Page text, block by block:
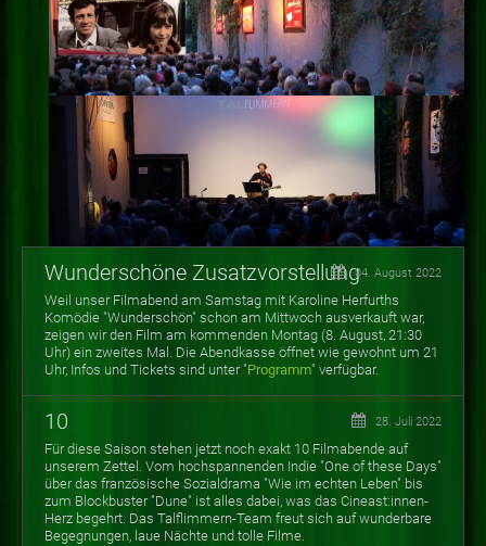
Wunderschöne Zusatzvorstellung04. August 2022
Weil unser Filmabend am Samstag mit Karoline Herfurths
Komödie "Wunderschön" schon am Mittwoch ausverkauft war,
zeigen wir den Film am kommenden Montag (8. August, 21:30
Uhr) ein zweites Mal. Die Abendkasse öffnet wie gewohnt um 21
Uhr, Infos und Tickets sind unter "Programm" verfügbar.
10 28. Juli 2022
Für diese Saison stehen jetzt noch exakt 10 Filmabende auf
unserem Zettel. Vom hochspannenden Indie "One of these Days"
über das französische Sozialdrama "Wie im echten Leben" bis
zum Blockbuster "Dune" ist alles dabei, was das Cineast:innen-
Herz begehrt. Das Talflimmern-Team freut sich auf wunderbare
Begegnungen, laue Nächte und tolle Filme.